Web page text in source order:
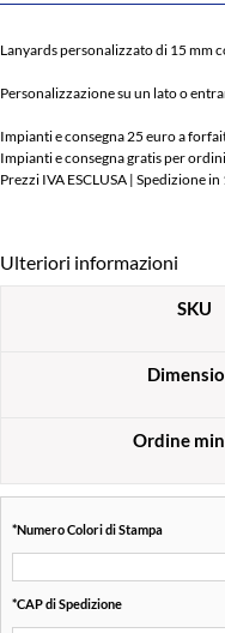
Lanyards personalizzato di 15 mm
Personalizzazione su un lato o
Impianti e consegna 25 euro a
Impianti e consegna gratis per
Prezzi IVA ESCLUSA | Spedizione
Ulteriori informazioni
SKU
Ordine
*Numero Colori di Stampa
*CAP di Spedizione